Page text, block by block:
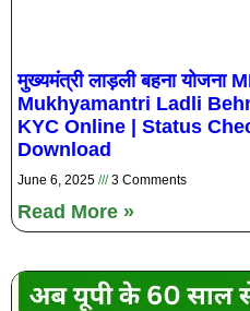
मुख्यमंत्री लाड़ली बहना
Mukhyamantri Ladli
KYC Online | Status
Download
June 6, 2025 3 Comments
Read More »